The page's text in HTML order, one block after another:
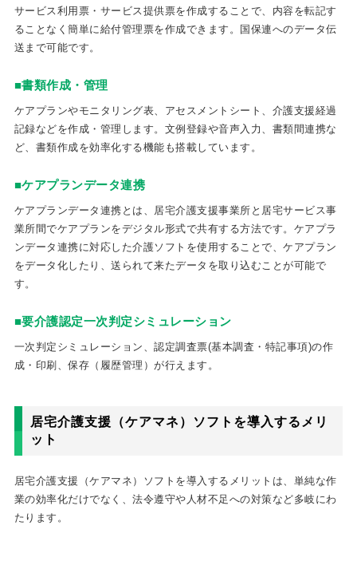
サービス利用票・サービス提供票を作成することで、内容を転記す
ることなく簡単に給付管理票を作成できます。国保連へのデータ伝
送まで可能です。
■書類作成・管理
ケアプランやモニタリング表、アセスメントシート、介護支援経過
記録などを作成・管理します。文例登録や音声入力、書類間連携な
ど、書類作成を効率化する機能も搭載しています。
■ケアプランデータ連携
ケアプランデータ連携とは、居宅介護支援事業所と居宅サービス事
業所間でケアプランをデジタル形式で共有する方法です。ケアプラ
ンデータ連携に対応した介護ソフトを使用することで、ケアプラン
をデータ化したり、送られて来たデータを取り込むことが可能で
す。
■要介護認定一次判定シミュレーション
一次判定シミュレーション、認定調査票(基本調査・特記事項)の作
成・印刷、保存（履歴管理）が行えます。
居宅介護支援（ケアマネ）ソフトを導入するメリ
ット
居宅介護支援（ケアマネ）ソフトを導入するメリットは、単純な作
業の効率化だけでなく、法令遵守や人材不足への対策など多岐にわ
たります。